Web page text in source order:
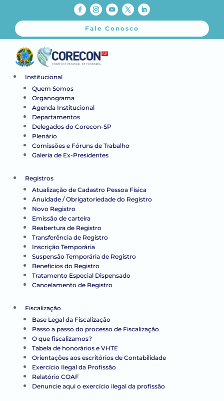
Fale Conosco
Institucional
Quem Somos
Organograma
Agenda Institucional
Departamentos
Delegados do Corecon-SP
Plenário
Comissões e Fóruns de Trabalho
Galeria de Ex-Presidentes
Registros
Atualização de Cadastro Pessoa Física
Anuidade / Obrigatoriedade do Registro
Novo Registro
Emissão de carteira
Reabertura de Registro
Transferência de Registro
Inscrição Temporária
Suspensão Temporária de Registro
Benefícios do Registro
Tratamento Especial Dispensado
Cancelamento de Registro
Fiscalização
Base Legal da Fiscalização
Passo a passo do processo de Fiscalização
O que fiscalizamos?
Tabela de honorários e VHTE
Orientações aos escritórios de Contabilidade
Exercício Ilegal da Profissão
Relatório COAF
Denuncie aqui o exercício ilegal da profissão